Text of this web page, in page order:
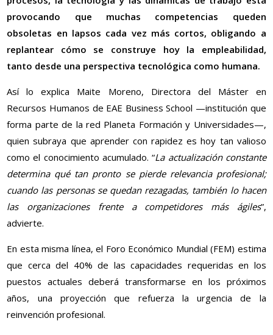
provocando que muchas competencias queden
obsoletas en lapsos cada vez más cortos, obligando a
replantear cómo se construye hoy la empleabilidad,
tanto desde una perspectiva tecnológica como humana.
Así lo explica Maite Moreno, Directora del Máster en
Recursos Humanos de EAE Business School —institución que
forma parte de la red Planeta Formación y Universidades—,
quien subraya que aprender con rapidez es hoy tan valioso
como el conocimiento acumulado. “La actualización constante
determina qué tan pronto se pierde relevancia profesional;
cuando las personas se quedan rezagadas, también lo hacen
las organizaciones frente a competidores más ágiles”,
advierte.
En esta misma línea, el Foro Económico Mundial (FEM) estima
que cerca del 40% de las capacidades requeridas en los
puestos actuales deberá transformarse en los próximos
años, una proyección que refuerza la urgencia de la
reinvención profesional.